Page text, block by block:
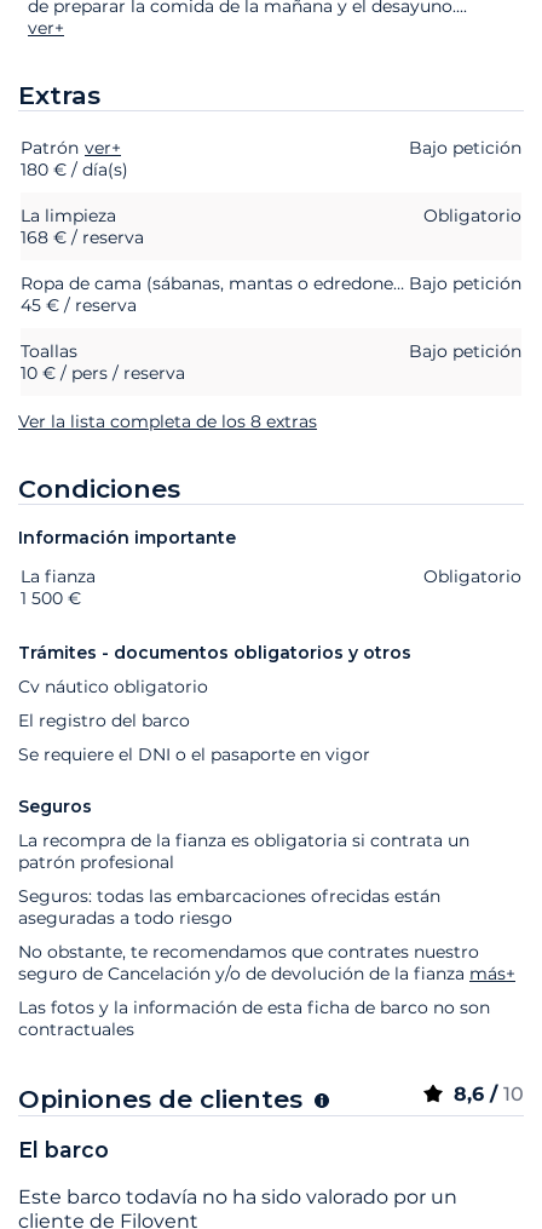
de preparar la comida de la mañana y el desayuno....
ver+
Extras
Extras Estado
Patrón ver+
Bajo petición
180 € / día(s)
La limpieza
Obligatorio
168 € / reserva
Ropa de cama (sábanas, mantas o edredones, almohadas y fundas de almohada) Bajo petición
45 € / reserva
Toallas
Bajo petición
10 € / pers / reserva
Ver la lista completa de los 8 extras
Condiciones
Información importante
Extras Estado
La fianza
Obligatorio
1 500 €
Trámites - documentos obligatorios y otros
Cv náutico obligatorio
El registro del barco
Se requiere el DNI o el pasaporte en vigor
Seguros
La recompra de la fianza es obligatoria si contrata un
patrón profesional
Seguros: todas las embarcaciones ofrecidas están
aseguradas a todo riesgo
No obstante, te recomendamos que contrates nuestro
seguro de Cancelación y/o de devolución de la fianza más+
Las fotos y la información de esta ficha de barco no son
contractuales
Opiniones de clientes 8,6 / 10
El barco
Este barco todavía no ha sido valorado por un
cliente de Filovent